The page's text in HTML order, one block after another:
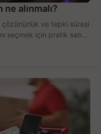
alınmalı?
çözünürlük ve tepki süresi
seçmek için pratik satın